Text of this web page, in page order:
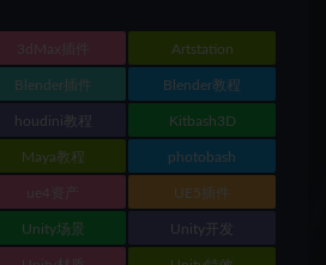
3dMax插件 Artstation
Blender插件 Blender教程
houdini教程 Kitbash3D
Maya教程 photobash
ue4资产 UE5插件
Unity场景 Unity开发